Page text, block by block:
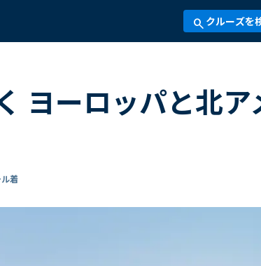
search クルーズを
ヨーロッパと北ア
着